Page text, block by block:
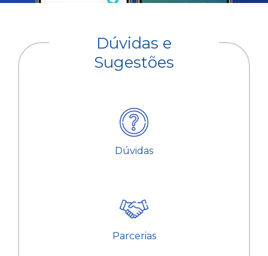
Dúvidas e
Sugestões
Dúvidas
Parcerias